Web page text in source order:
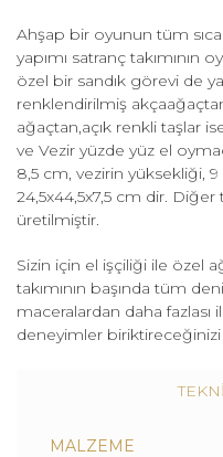
Ahşap bir oyunun tüm
yapımı satranç takımının
özel bir sandık görevi de
renklendirilmiş
ağaçtan,açık renkli taşlar
ve Vezir yüzde yüz el
8,5 cm, vezirin yüksekliği,
24,5x44,5x7,5 cm dir.
üretilmiştir.
Sizin için el işçiliği ile özel
takımının başında tüm
maceralardan daha fazlası
deneyimler
MALZEME